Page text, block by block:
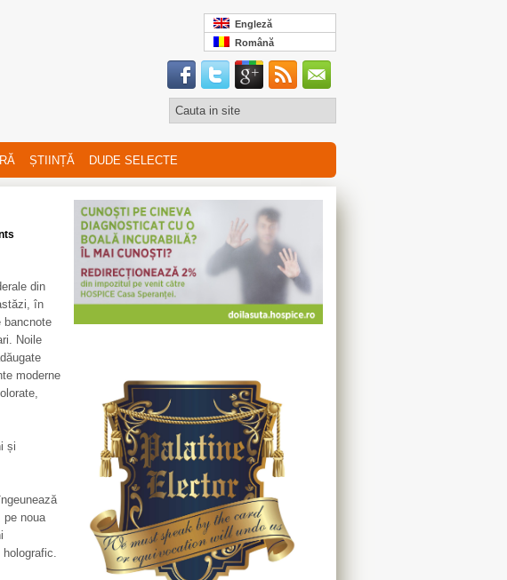
Engleză
Română
ȘTIINȚĂ DUDE SELECTE
din
în
bancnote
Noile
moderne
și
pe noua